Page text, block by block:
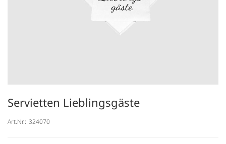
Servietten Lieblingsgäste
Art.Nr.: 324070